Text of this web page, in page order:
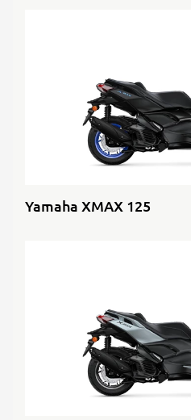
Yamaha XMAX 125